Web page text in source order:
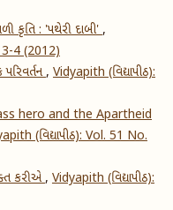
કૃતિ : 'પથેરી દાબી',
3-4 (2012)
, Vidyapith (વિદ્યાપીઠ):
hero and the Apartheid
(વિદ્યાપીઠ): Vol. 51 No.
કરીએ, Vidyapith (વિદ્યાપીઠ):